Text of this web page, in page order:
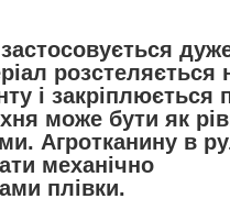
розстеляється
і закріплюється
може бути як
Агротканину в
механічно
плівки.